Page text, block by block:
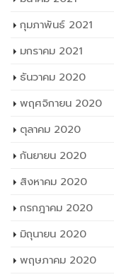
กุมภาพันธ์ 2021
มกราคม 2021
ธันวาคม 2020
พฤศจิกายน 2020
ตุลาคม 2020
กันยายน 2020
สิงหาคม 2020
กรกฎาคม 2020
มิถุนายน 2020
พฤษภาคม 2020